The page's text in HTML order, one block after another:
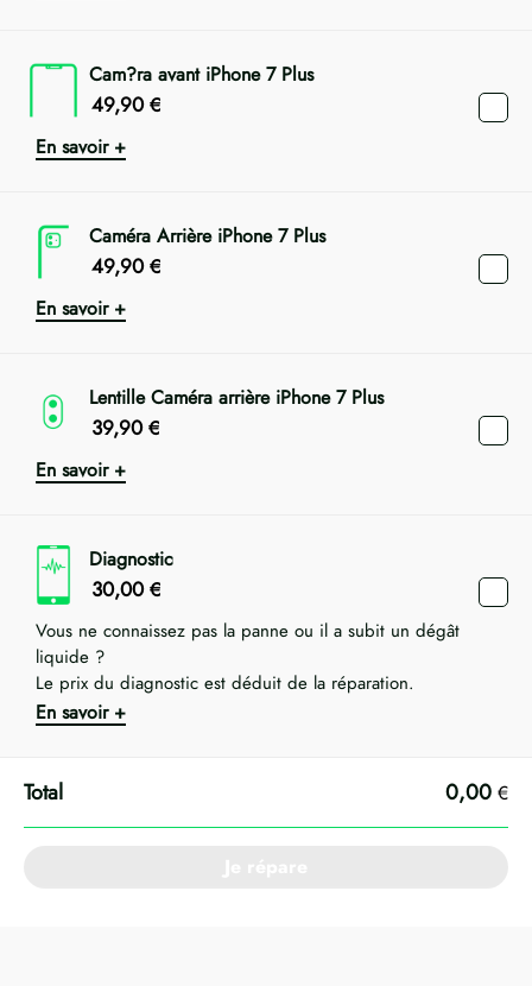
Cam?ra avant iPhone 7 Plus
49,90 €
En savoir +
Caméra Arrière iPhone 7 Plus
49,90 €
En savoir +
Lentille Caméra arrière iPhone 7 Plus
39,90 €
En savoir +
Diagnostic
30,00 €
Vous ne connaissez pas la panne ou il a subit un dégât
liquide ?
Le prix du diagnostic est déduit de la réparation.
En savoir +
0,00 €